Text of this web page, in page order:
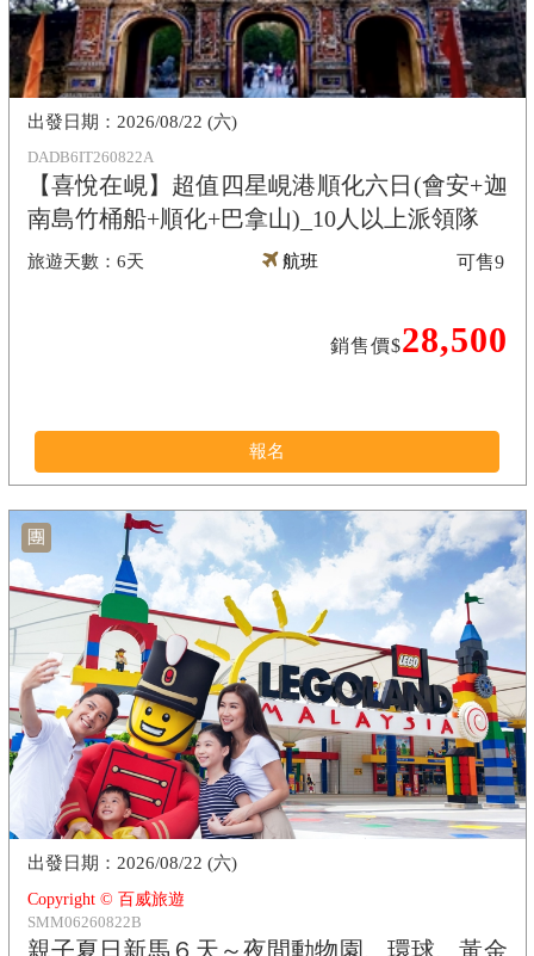
DADB6IT260822A
【喜悅在峴】超值四星峴港順化六日(會安+迦
南島竹桶船+順化+巴拿山)_10人以上派領隊
6天
2026/08/22 (六)
航班
銷售價$28,500
可售9
報名
團
Copyright © 百威旅遊
SMM06260822B
親子夏日新馬６天～夜間動物園、環球、黃金
2026/08/22 (六)